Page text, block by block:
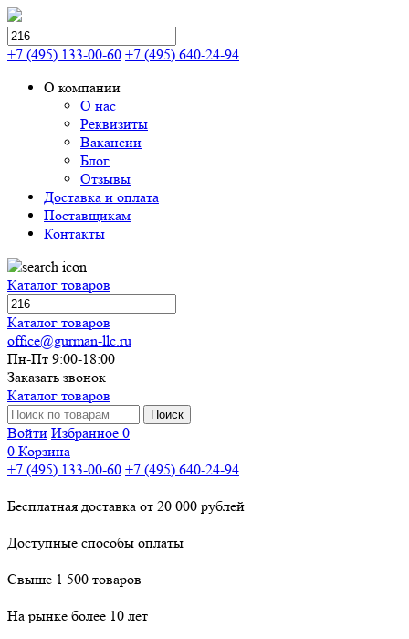
+7 (495) 133-00-60 +7 (495) 640-24-94
О компании
О нас
Реквизиты
Вакансии
Блог
Отзывы
Доставка и оплата
Поставщикам
Контакты
Каталог товаров
Каталог товаров
office@gurman-llc.ru
Пн-Пт 9:00-18:00
Заказать звонок
Каталог товаров
Войти Избранное 0
0 Корзина
+7 (495) 133-00-60 +7 (495) 640-24-94
Бесплатная доставка от 20 000 рублей
Доступные способы оплаты
Свыше 1 500 товаров
На рынке более 10 лет